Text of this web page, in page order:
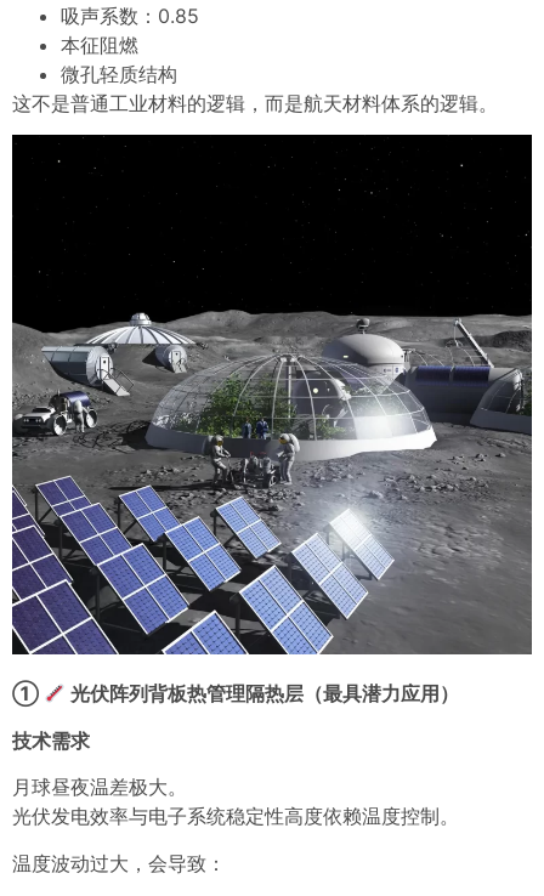
吸声系数：0.85
本征阻燃
微孔轻质结构
这不是普通工业材料的逻辑，而是航天材料体系的逻辑。
①
光伏阵列背板热管理隔热层（最具潜力应用）
技术需求
月球昼夜温差极大。
光伏发电效率与电子系统稳定性高度依赖温度控制。
温度波动过大，会导致：